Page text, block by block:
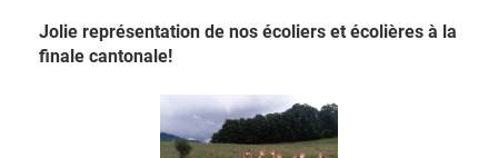
Jolie représentation de nos écoliers et écolières à la
finale cantonale!